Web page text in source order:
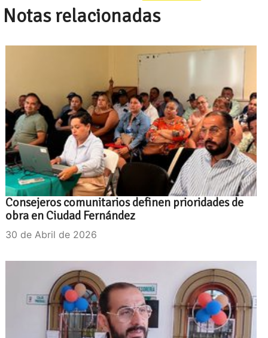
Notas relacionadas
Consejeros comunitarios definen prioridades de
obra en Ciudad Fernández
30 de Abril de 2026